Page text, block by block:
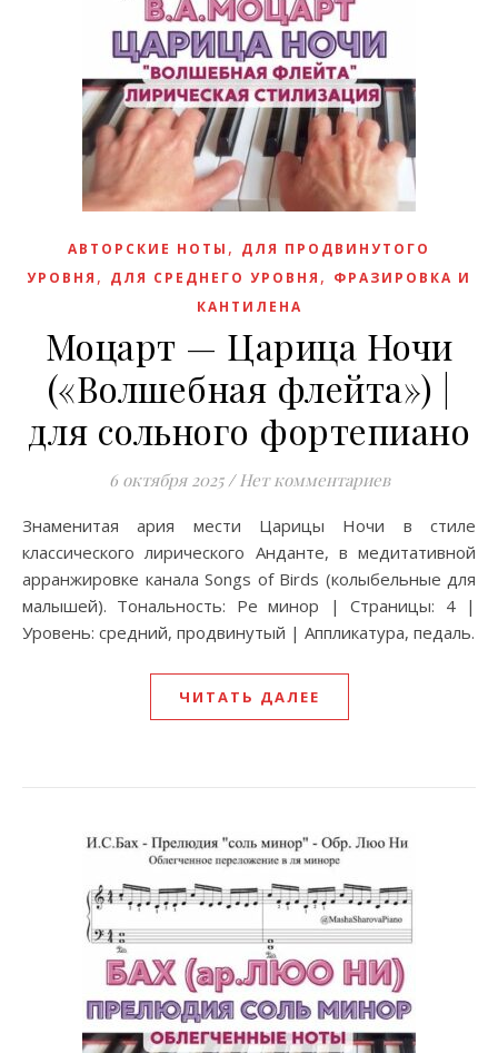
АВТОРСКИЕ НОТЫ , ДЛЯ ПРОДВИНУТОГО
УРОВНЯ , ДЛЯ СРЕДНЕГО УРОВНЯ , ФРАЗИРОВКА И
КАНТИЛЕНА
Моцарт — Царица Ночи
(«Волшебная флейта») |
для сольного фортепиано
6 октября 2025 / Нет комментариев
Знаменитая ария мести Царицы Ночи в стиле
классического лирического Анданте, в медитативной
арранжировке канала Songs of Birds (колыбельные для
малышей). Тональность: Ре минор | Страницы: 4 |
Уровень: средний, продвинутый | Аппликатура, педаль.
ЧИТАТЬ ДАЛЕЕ